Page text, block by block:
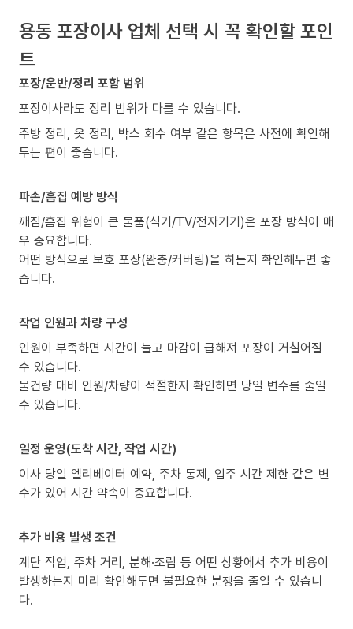
용동 포장이사 업체 선택 시 꼭 확인할 포인
트
포장/운반/정리 포함 범위
포장이사라도 정리 범위가 다를 수 있습니다.
주방 정리, 옷 정리, 박스 회수 여부 같은 항목은 사전에 확인해
두는 편이 좋습니다.
파손/흠집 예방 방식
깨짐/흠집 위험이 큰 물품(식기/TV/전자기기)은 포장 방식이 매
우 중요합니다.
어떤 방식으로 보호 포장(완충/커버링)을 하는지 확인해두면 좋
습니다.
작업 인원과 차량 구성
인원이 부족하면 시간이 늘고 마감이 급해져 포장이 거칠어질
수 있습니다.
물건량 대비 인원/차량이 적절한지 확인하면 당일 변수를 줄일
수 있습니다.
일정 운영(도착 시간, 작업 시간)
이사 당일 엘리베이터 예약, 주차 통제, 입주 시간 제한 같은 변
수가 있어 시간 약속이 중요합니다.
추가 비용 발생 조건
계단 작업, 주차 거리, 분해·조립 등 어떤 상황에서 추가 비용이
발생하는지 미리 확인해두면 불필요한 분쟁을 줄일 수 있습니
다.